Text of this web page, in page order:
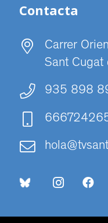
Contacta
Carrer
Sant Cugat
935 898